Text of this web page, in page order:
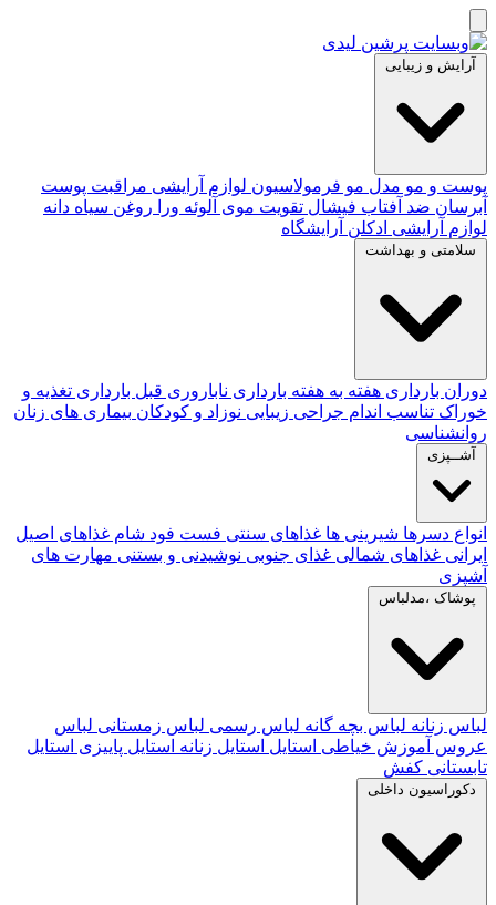
آرایش و زیبایی
پوست و مو مدل مو فرمولاسیون لوازم آرایشی مراقبت پوست
آبرسان ضد آفتاب فیشال تقویت موی آلوئه‌ ورا روغن سیاه دانه
لوازم آرایشی ادکلن آرایشگاه
سلامتی و بهداشت
دوران بارداری هفته به هفته بارداری ناباروری قبل بارداری تغذیه و
خوراک تناسب اندام جراحی زیبایی نوزاد و کودکان بیماری های زنان
روانشناسی
آشــپزی
انواع دسرها شیرینی ها غذاهای سنتی فست فود شام غذاهای اصیل
ایرانی غذاهای شمالی غذای جنوبی نوشیدنی و بستنی مهارت های
آشپزی
پوشاک ،مدلباس
لباس زنانه لباس بچه گانه لباس رسمی لباس زمستانی لباس
عروس آموزش خیاطی استایل استایل زنانه استایل پاییزی استایل
تابستانی کفش
دکوراسیون داخلی